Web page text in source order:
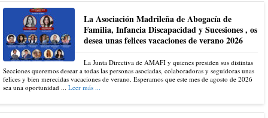
La Asociación Madrileña de Abogacía de
Familia, Infancia Discapacidad y Sucesiones , os
desea unas felices vacaciones de verano 2026
La Junta Directiva de AMAFI y quienes presiden sus distintas
Secciones queremos desear a todas las personas asociadas, colaboradoras y seguidoras unas
felices y bien merecidas vacaciones de verano. Esperamos que este mes de agosto de 2026
sea una oportunidad ... Leer más ...